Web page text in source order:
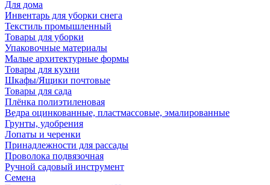
Для дома
Инвентарь для уборки снега
Текстиль промышленный
Товары для уборки
Упаковочные материалы
Малые архитектурные формы
Товары для кухни
Шкафы/Ящики почтовые
Товары для сада
Плёнка полиэтиленовая
Ведра оцинкованные, пластмассовые, эмалированные
Грунты, удобрения
Лопаты и черенки
Принадлежности для рассады
Проволока подвязочная
Ручной садовый инструмент
Семена